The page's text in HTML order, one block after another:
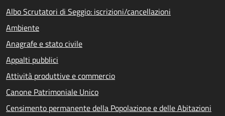
Albo Scrutatori di Seggio: iscrizioni/cancellazioni
Ambiente
Anagrafe e stato civile
Appalti pubblici
Attività produttive e commercio
Canone Patrimoniale Unico
Censimento permanente della Popolazione e delle Abitazioni